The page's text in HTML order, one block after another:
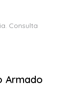
Consulta
Armado